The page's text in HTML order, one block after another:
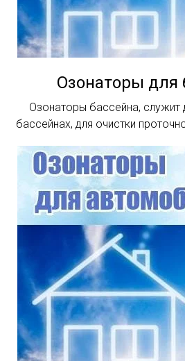
Озонаторы для
Озонаторы бассейна, служит
бассейнах, для очистки